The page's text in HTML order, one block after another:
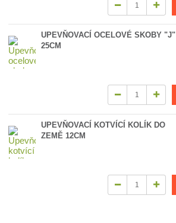
UPEVŇOVACÍ OCELOVÉ SKOBY "J"
25CM
UPEVŇOVACÍ KOTVÍCÍ KOLÍK DO
ZEMĚ 12CM